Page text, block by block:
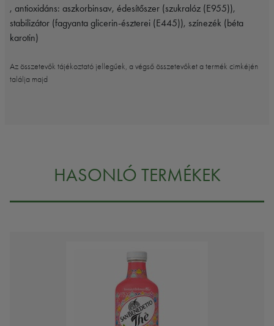
, antioxidáns: aszkorbinsav, édesítőszer (szukralóz (E955)),
stabilizátor (fagyanta glicerin-észterei (E445)), színezék (béta
karotin)
Az összetevők tájékoztató jellegűek, a végső összetevőket a termék cimkéjén
találja majd
HASONLÓ TERMÉKEK